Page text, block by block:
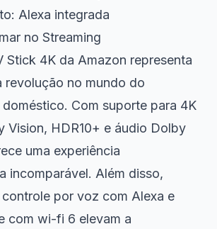
Alexa integrada
no Streaming
Stick 4K da Amazon representa
revolução no mundo do
Com suporte para 4K
Vision, HDR10+ e áudio Dolby
uma experiência
incomparável. Além disso,
por voz com Alexa e
com wi-fi 6 elevam a